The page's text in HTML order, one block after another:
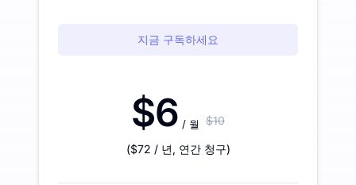
지금 구독하세요
$6 / 월 $10
($72 / 년, 연간 청구)